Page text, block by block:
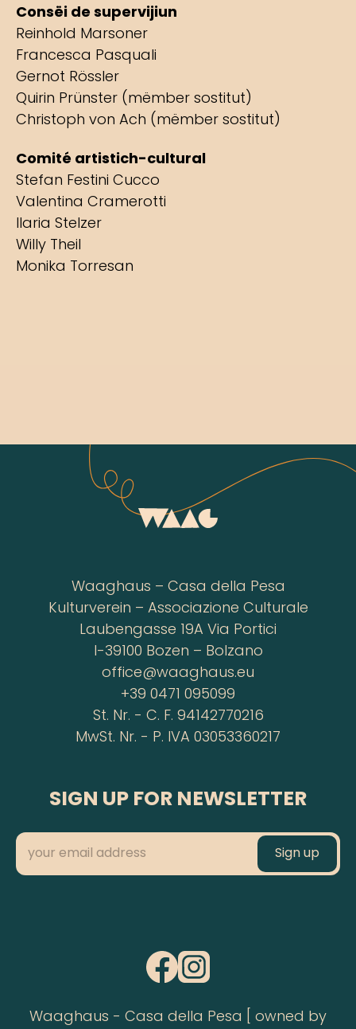
Consëi de supervijiun
Reinhold Marsoner
Francesca Pasquali
Gernot Rössler
Quirin Prünster (mëmber sostitut)
Christoph von Ach (mëmber sostitut)
Comité artistich-cultural
Stefan Festini Cucco
Valentina Cramerotti
Ilaria Stelzer
Willy Theil
Monika Torresan
Waaghaus – Casa della Pesa
Kulturverein – Associazione Culturale
Laubengasse 19A Via Portici
I-39100 Bozen – Bolzano
office@waaghaus.eu
+39 0471 095099
St. Nr. - C. F. 94142770216
MwSt. Nr. - P. IVA 03053360217
SIGN UP FOR NEWSLETTER
Waaghaus - Casa della Pesa [ owned by